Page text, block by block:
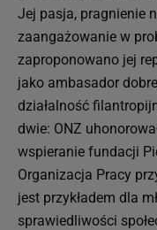
Jej pasja, pragnienie
zaangażowanie w
zaproponowano jej
jako ambasador
działalność
dwie: ONZ
wspieranie fundacji
Organizacja Pracy
jest przykładem dla
sprawiedliwości